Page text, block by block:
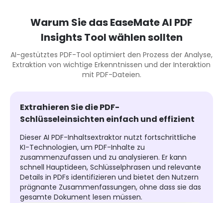
Warum Sie das EaseMate AI PDF
Insights Tool wählen sollten
AI-gestütztes PDF-Tool optimiert den Prozess der Analyse,
Extraktion von wichtige Erkenntnissen und der Interaktion
mit PDF-Dateien.
Extrahieren Sie die PDF-
Schlüsseleinsichten einfach und effizient
Dieser AI PDF-Inhaltsextraktor nutzt fortschrittliche
KI-Technologien, um PDF-Inhalte zu
zusammenzufassen und zu analysieren. Er kann
schnell Hauptideen, Schlüsselphrasen und relevante
Details in PDFs identifizieren und bietet den Nutzern
prägnante Zusammenfassungen, ohne dass sie das
gesamte Dokument lesen müssen.